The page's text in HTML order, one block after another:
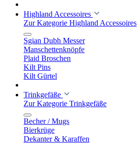
Highland Accessoires
Zur Kategorie Highland Accessoires
Sgian Dubh Messer
Manschettenknöpfe
Plaid Broschen
Kilt Pins
Kilt Gürtel
Trinkgefäße
Zur Kategorie Trinkgefäße
Becher / Mugs
Bierkrüge
Dekanter & Karaffen